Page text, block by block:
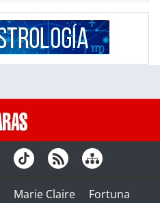
Marie Claire
Fortuna